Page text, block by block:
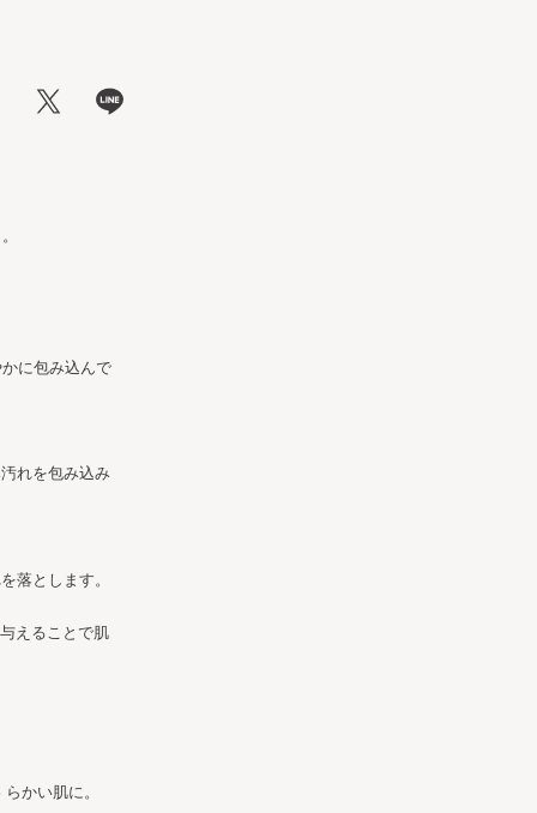
に包み込んで
れを包み込み
落とします。
えることで肌
かい肌に。